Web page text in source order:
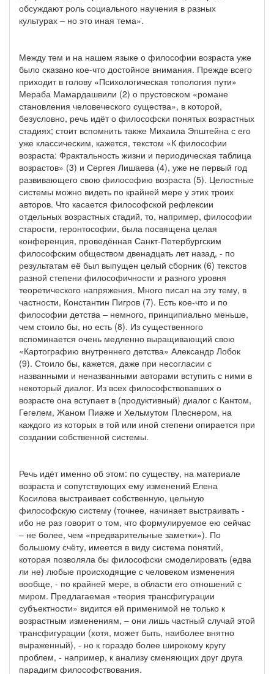
обсуждают роль социального научения в разных
культурах – но это иная тема».
Между тем и на нашем языке о философии возраста уже
было сказано кое-что достойное внимания. Прежде всего
приходит в голову «Психологическая топология пути»
Мераба Мамардашвили (2) о прустовском «романе
становления человеческого существа», в которой,
безусловно, речь идёт о философски понятых возрастных
стадиях; стоит вспомнить также Михаила Эпштейна с его
уже классическим, кажется, текстом «К философии
возраста: Фрактальность жизни и периодическая таблица
возрастов» (3) и Сергея Лишаева (4), уже не первый год
развивающего свою философию возраста (5). Целостные
системы можно видеть по крайней мере у этих троих
авторов. Что касается философской рефлексии
отдельных возрастных стадий, то, например, философии
старости, геронтософии, была посвящена целая
конференция, проведённая Санкт-Петербургским
философским обществом двенадцать лет назад, - по
результатам её был выпущен целый сборник (6) текстов
разной степени философичности и разного уровня
теоретического напряжения. Много писал на эту тему, в
частности, Константин Пигров (7). Есть кое-что и по
философии детства – немного, принципиально меньше,
чем стоило бы, но есть (8). Из существенного
вспоминается очень медленно выращивающий свою
«Картографию внутреннего детства» Александр Лобок
(9). Стоило бы, кажется, даже при несогласии с
названными и неназванными авторами вступить с ними в
некоторый диалог. Из всех философствовавших о
возрасте она вступает в (продуктивный) диалог с Кантом,
Гегелем, Жаном Пиаже и Хельмутом Плеснером, на
каждого из которых в той или иной степени опирается при
создании собственной системы.
Речь идёт именно об этом: по существу, на материале
возраста и сопутствующих ему изменений Елена
Косилова выстраивает собственную, цельную
философскую систему (точнее, начинает выстраивать -
ибо не раз говорит о том, что формулируемое ею сейчас
– не более, чем «предварительные заметки»). По
большому счёту, имеется в виду система понятий,
которая позволяла бы философски смоделировать (едва
ли не) любые происходящие с человеком изменения
вообще, - по крайней мере, в области его отношений с
миром. Предлагаемая «теория трансфигурации
субъектности» видится ей применимой не только к
возрастным изменениям, – они лишь частный случай этой
трансфигурации (хотя, может быть, наиболее внятно
выраженный), - но к гораздо более широкому кругу
проблем, - например, к анализу сменяющих друг друга
парадигм философствования.